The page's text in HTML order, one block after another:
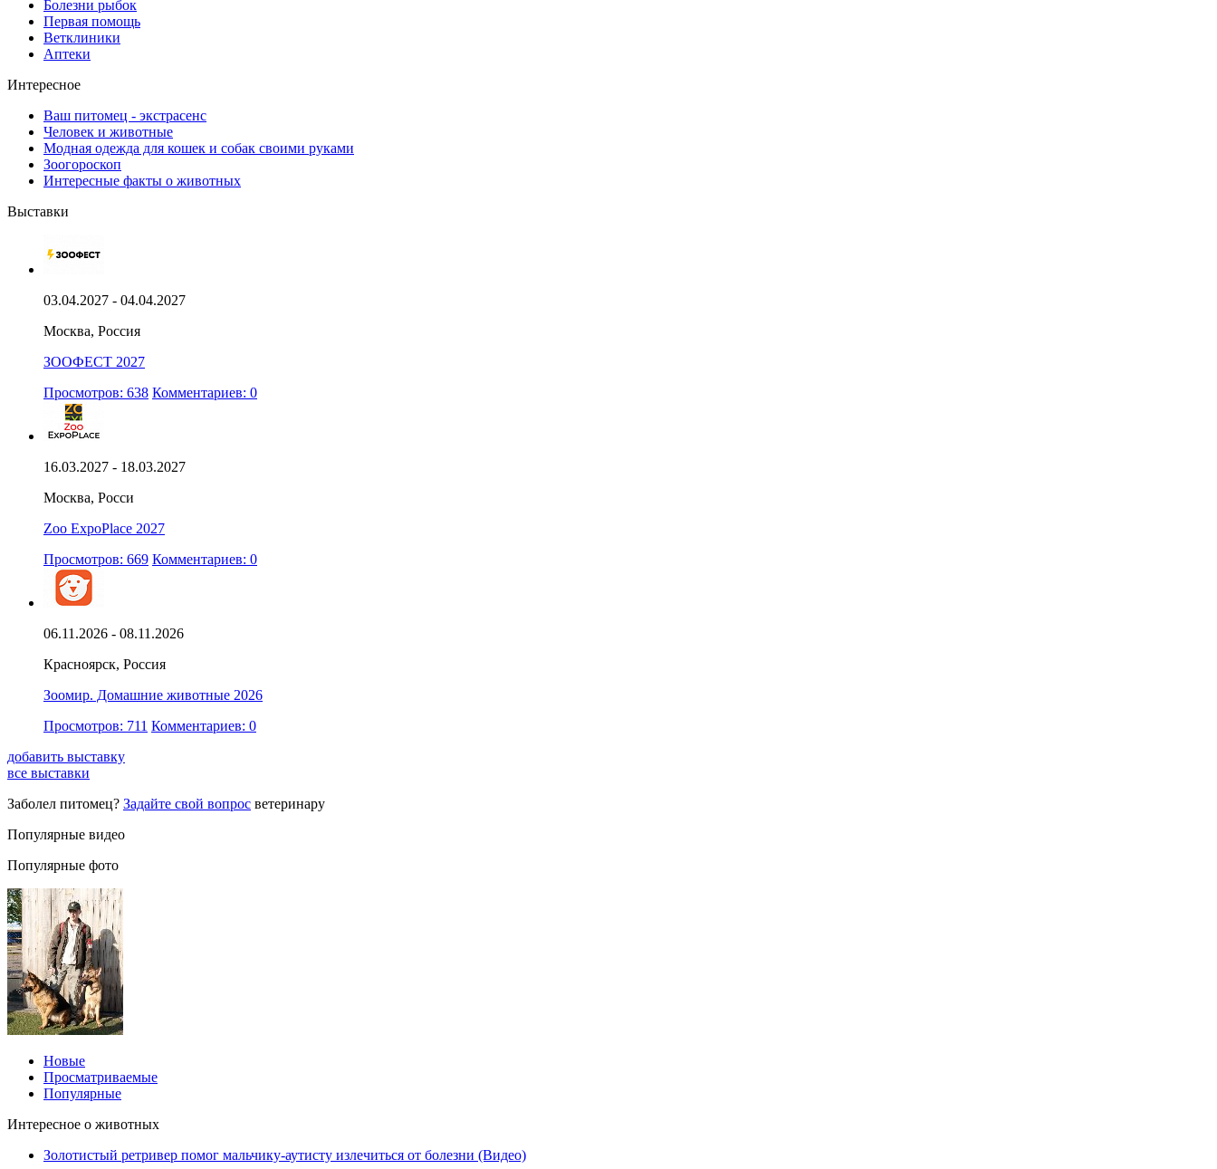
Болезни рыбок
Первая помощь
Ветклиники
Аптеки
Интересное
Ваш питомец - экстрасенс
Человек и животные
Модная одежда для кошек и собак своими руками
Зоогороскоп
Интересные факты о животных
Выставки
03.04.2027 - 04.04.2027
Москва, Россия
ЗООФЕСТ 2027
Просмотров: 638 Комментариев: 0
16.03.2027 - 18.03.2027
Москва, Росси
Zoo ExpoPlace 2027
Просмотров: 669 Комментариев: 0
06.11.2026 - 08.11.2026
Красноярск, Россия
Зоомир. Домашние животные 2026
Просмотров: 711 Комментариев: 0
добавить выставку
все выставки
Заболел питомец? Задайте свой вопрос ветеринару
Популярные видео
Популярные фото
Новые
Просматриваемые
Популярные
Интересное о животных
Золотистый ретривер помог мальчику-аутисту излечиться от болезни (Видео)